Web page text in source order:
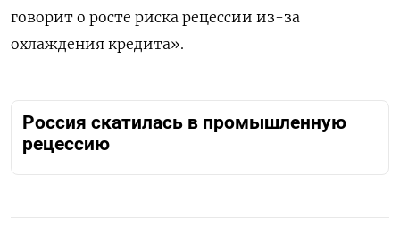
говорит о росте риска рецессии из-за
охлаждения кредита».
Россия скатилась в промышленную
рецессию